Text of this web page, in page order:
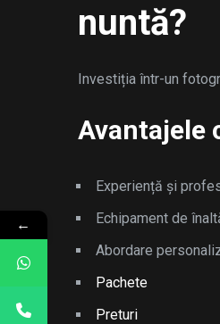
nuntă?
Investiția într-un
Avantajele
Experiență și
Echipament de
Abordare
Pachete
Preturi
←